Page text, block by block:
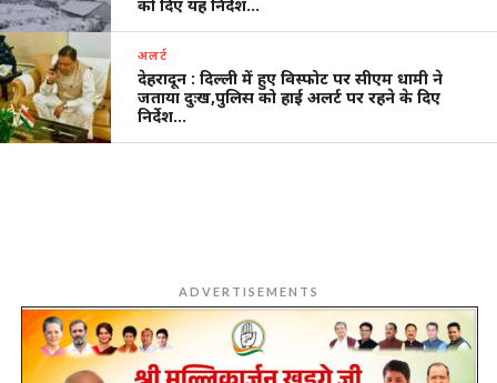
को दिए यह निर्देश…
अलर्ट
देहरादून : दिल्ली में हुए विस्फोट पर सीएम धामी ने
जताया दुःख,पुलिस को हाई अलर्ट पर रहने के दिए
निर्देश…
ADVERTISEMENTS